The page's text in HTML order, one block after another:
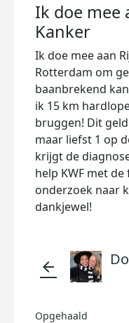
Ik doe mee
Kanker
Ik doe mee aan
Rotterdam om
baanbrekend
ik 15 km
bruggen! Dit
maar liefst 1 op
krijgt de
help KWF met
onderzoek naar
dankjewel!
arrow_back
Opgehaald